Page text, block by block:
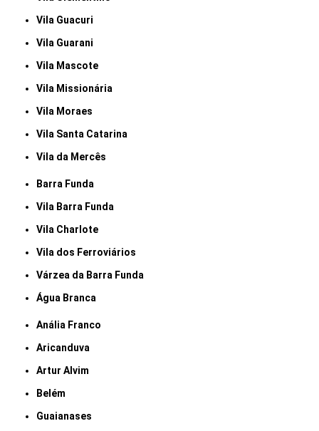
Vila Guacuri
Vila Guarani
Vila Mascote
Vila Missionária
Vila Moraes
Vila Santa Catarina
Vila da Mercês
Barra Funda
Vila Barra Funda
Vila Charlote
Vila dos Ferroviários
Várzea da Barra Funda
Água Branca
Anália Franco
Aricanduva
Artur Alvim
Belém
Guaianases